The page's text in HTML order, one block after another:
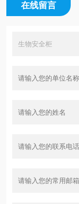
在线留言